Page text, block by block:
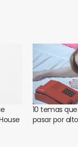
10 temas
pasar por